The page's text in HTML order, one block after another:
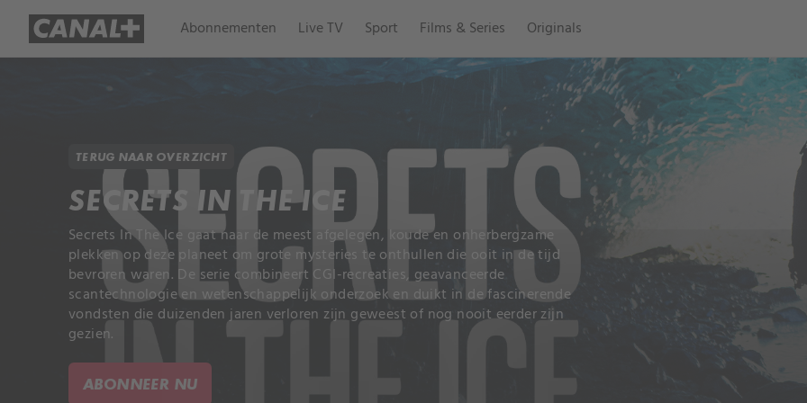
Abonnementen Live TV Sport Films & Series Originals
TERUG NAAR OVERZICHT
SECRETS IN THE ICE
Secrets In The Ice gaat naar de meest afgelegen, koude en onherbergzame
plekken op deze planeet om grote mysteries te onthullen die ooit in de tijd
bevroren waren. De serie combineert CGI-recreaties, geavanceerde
scantechnologie en wetenschappelijk onderzoek en duikt in de fascinerende
vondsten die duizenden jaren verloren zijn geweest of nog nooit eerder zijn
gezien.
ABONNEER NU